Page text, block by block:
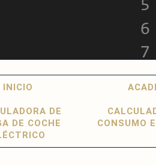
INICIO
DE
DE COCHE
CONSUMO